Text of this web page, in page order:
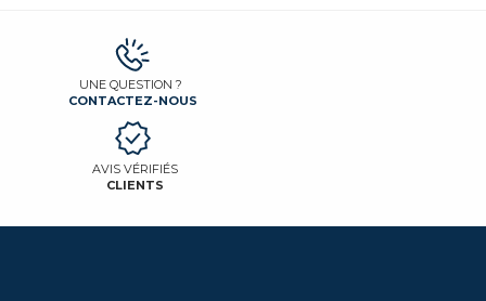
UNE QUESTION ?
CONTACTEZ-NOUS
AVIS VÉRIFIÉS
CLIENTS